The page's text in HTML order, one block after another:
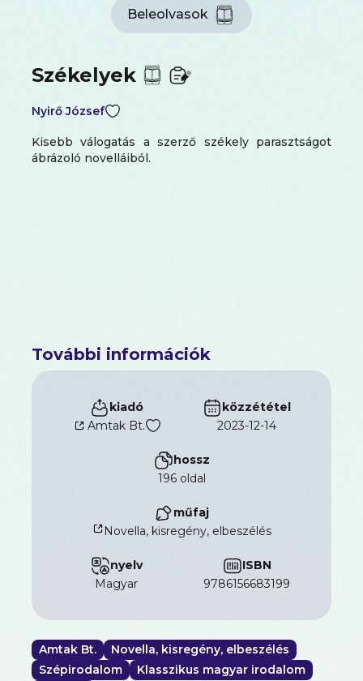
Beleolvasok
Székelyek
Nyirő József
Kisebb válogatás a szerző székely parasztságot
ábrázoló novelláiból.
További információk
kiadó
Amtak Bt.
közzététel
2023-12-14
hossz
196 oldal
műfaj
Novella, kisregény, elbeszélés
nyelv
magyar
ISBN
9786156683199
Amtak Bt.
Novella, kisregény, elbeszélés
Szépirodalom
Klasszikus magyar irodalom